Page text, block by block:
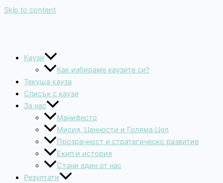
Skip to content
Каузи
Как избираме каузите си?
Текуща кауза
Списък с каузи
За нас
Манифесто
Мисия, Ценности и Голяма Цел
Прозрачност и стратегическо развитие
Екип и история
Стани един от нас
Резултати